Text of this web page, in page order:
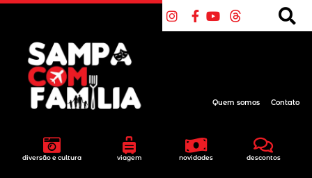
diversão e cultura viagem novidades descontos
Quem somos Contato